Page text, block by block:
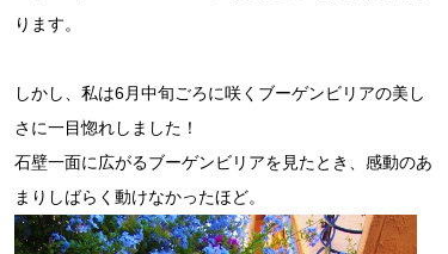
ります。
しかし、私は6月中旬ごろに咲くブーゲンビリアの美し
さに一目惚れしました！
石壁一面に広がるブーゲンビリアを見たとき、感動のあ
まりしばらく動けなかったほど。